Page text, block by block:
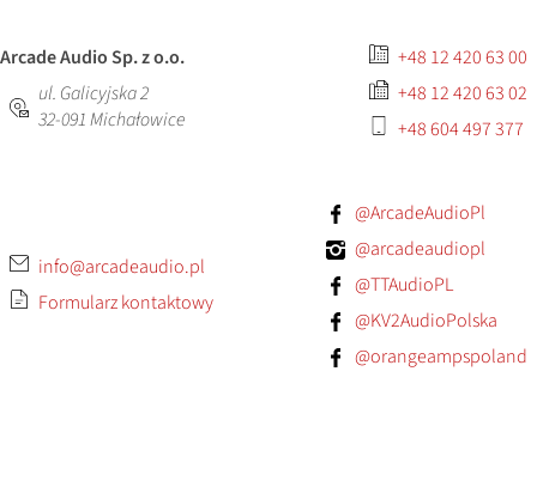
Arcade Audio Sp. z o.o.
ul. Galicyjska 2
32-091Michałowice
+48 12 420 63 00
+48 12 420 63 02
+48 604 497 377
info@arcadeaudio.pl
Formularz kontaktowy
@ArcadeAudioPl
@arcadeaudiopl
@TTAudioPL
@KV2AudioPolska
@orangeampspoland